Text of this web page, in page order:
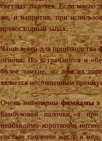
светлых палочек. Если
же, и напротив, при
превосходный запах.
Чаще всего для производства
основа. Но встречаются и
более ломкие, но при их
является несомненным
Очень популярныфимиамыв
бамбуковой палочки, а
необходимо короткое и
составе топленое масло и